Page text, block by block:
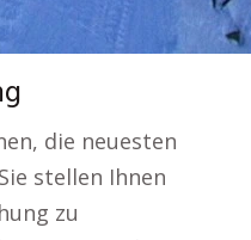
die neuesten
stellen Ihnen
zu